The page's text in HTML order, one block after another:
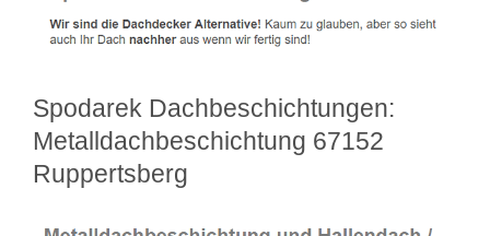
Spodarek Dachbeschichtungen:
Metalldachbeschichtung 67152
Ruppertsberg